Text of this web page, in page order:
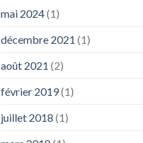
mai 2024(1)
décembre 2021 (1)
août 2021 (2)
février 2019(1)
juillet 2018 (1)